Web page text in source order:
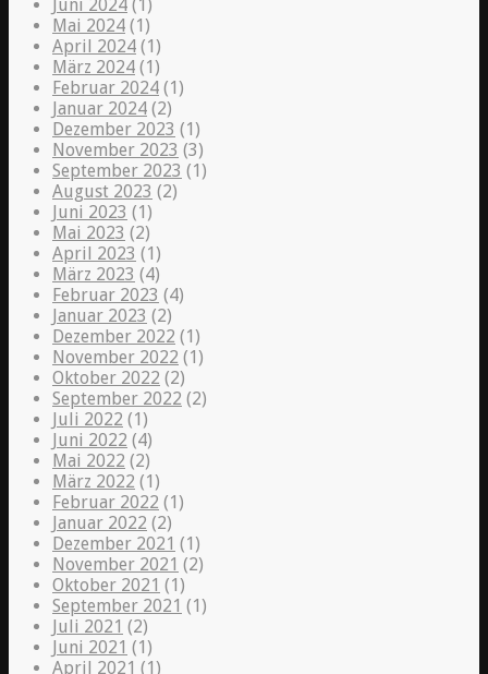
Juni 2024 (1)
Mai 2024 (1)
April 2024 (1)
März 2024 (1)
Februar 2024 (1)
Januar 2024 (2)
Dezember 2023 (1)
November 2023 (3)
September 2023 (1)
August 2023 (2)
Juni 2023 (1)
Mai 2023 (2)
April 2023 (1)
März 2023 (4)
Februar 2023 (4)
Januar 2023 (2)
Dezember 2022 (1)
November 2022 (1)
Oktober 2022 (2)
September 2022 (2)
Juli 2022 (1)
Juni 2022 (4)
Mai 2022 (2)
März 2022 (1)
Februar 2022 (1)
Januar 2022 (2)
Dezember 2021 (1)
November 2021 (2)
Oktober 2021 (1)
September 2021 (1)
Juli 2021 (2)
Juni 2021 (1)
April 2021 (1)